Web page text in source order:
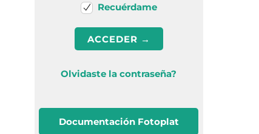
Recuérdame
Olvidaste la contraseña?
Documentación Fotoplat